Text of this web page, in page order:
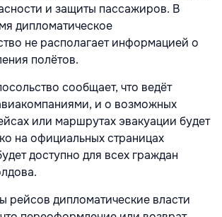
и защиты пассажиров. В
дипломатическое
не располагает информацией о
полётов.
сообщает, что ведёт
и о возможных
или маршрутах эвакуации будет
на официальных страницах
доступно для всех граждан
рейсов дипломатические власти